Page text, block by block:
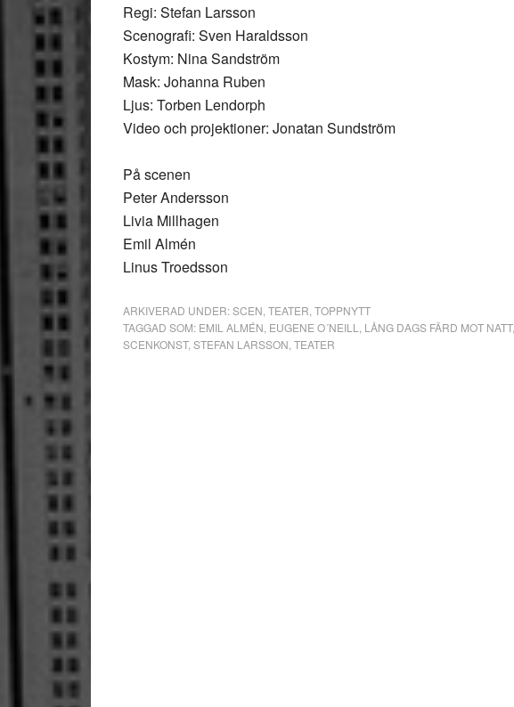
Regi: Stefan Larsson
Scenografi: Sven Haraldsson
Kostym: Nina Sandström
Mask: Johanna Ruben
Ljus: Torben Lendorph
Video och projektioner: Jonatan Sundström
På scenen
Peter Andersson
Livia Millhagen
Emil Almén
Linus Troedsson
ARKIVERAD UNDER:SCEN TEATER TOPPNYTT
TAGGAD SOM: EMIL ALMÉN EUGENE O´NEILL LÅNG DAGS FÄRD MOT NATT,
SCENKONST, STEFAN LARSSON TEATER